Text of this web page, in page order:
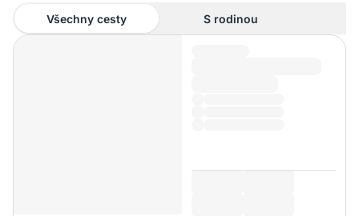
Všechny cesty S rodinou